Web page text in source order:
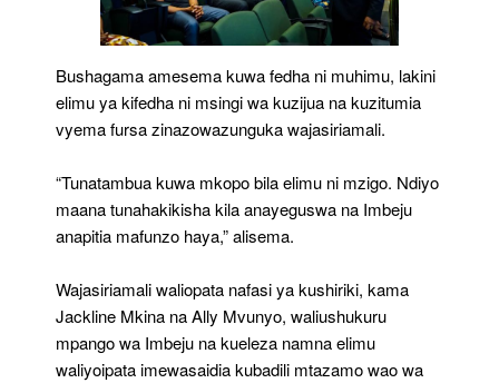
Bushagama amesema kuwa fedha ni muhimu, lakini
elimu ya kifedha ni msingi wa kuzijua na kuzitumia
vyema fursa zinazowazunguka wajasiriamali.
“Tunatambua kuwa mkopo bila elimu ni mzigo. Ndiyo
maana tunahakikisha kila anayeguswa na Imbeju
anapitia mafunzo haya,” alisema.
Wajasiriamali waliopata nafasi ya kushiriki, kama
Jackline Mkina na Ally Mvunyo, waliushukuru
mpango wa Imbeju na kueleza namna elimu
waliyoipata imewasaidia kubadili mtazamo wao wa